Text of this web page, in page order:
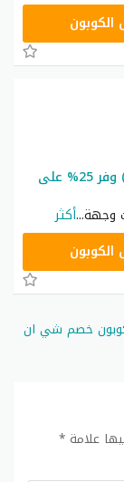
رمز ترويجي شي ان للمكياج 2026 (SHEGLAM) وفر 25% على
وجهة...أكثر
خصم شي ان
علامة *